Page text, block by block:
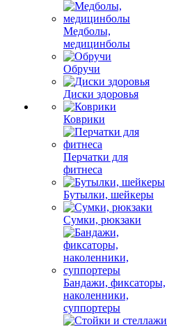
Медболы,
медицинболы
Обручи
Диски здоровья
Коврики
Перчатки для
фитнеса
Бутылки, шейкеры
Сумки, рюкзаки
Бандажи, фиксаторы,
наколенники,
суппортеры